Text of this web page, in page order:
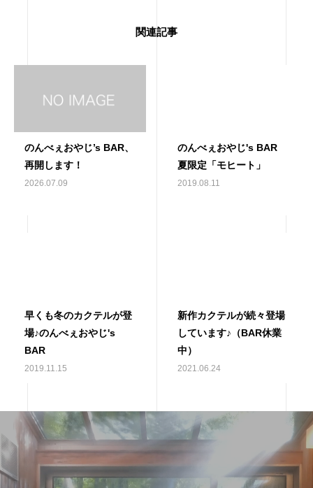
関連記事
のんべぇおやじ’s BAR、
再開します！
2026.07.09
のんべぇおやじ's BAR
夏限定「モヒート」
2019.08.11
早くも冬のカクテルが登
場♪のんべぇおやじ's
BAR
2019.11.15
新作カクテルが続々登場
しています♪（BAR休業
中）
2021.06.24